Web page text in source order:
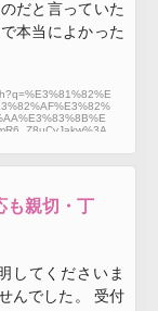
だと言っていた
本当によかった
も親切・丁
してくださいま
んでした。 受付